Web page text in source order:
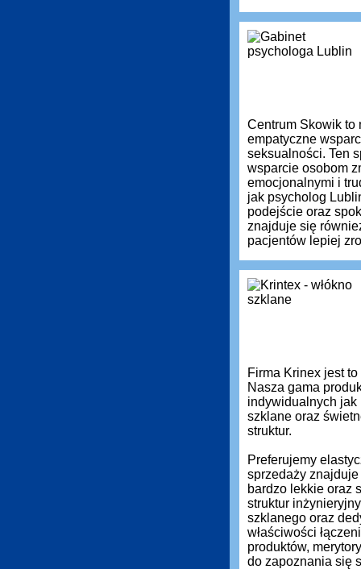
Centrum Skowik to
empatyczne
seksualności. Ten
wsparcie osobom
emocjonalnymi i
jak psycholog
podejście oraz
znajduje się
pacjentów lepiej
Firma Krinex jest
Nasza gama
indywidualnych jak
szklane oraz
struktur.
Preferujemy
sprzedaży
bardzo lekkie oraz
struktur
szklanego oraz
właściwości
produktów,
do zapoznania się